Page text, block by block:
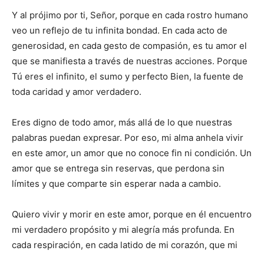
Y al prójimo por ti, Señor, porque en cada rostro humano
veo un reflejo de tu infinita bondad. En cada acto de
generosidad, en cada gesto de compasión, es tu amor el
que se manifiesta a través de nuestras acciones. Porque
Tú eres el infinito, el sumo y perfecto Bien, la fuente de
toda caridad y amor verdadero.
Eres digno de todo amor, más allá de lo que nuestras
palabras puedan expresar. Por eso, mi alma anhela vivir
en este amor, un amor que no conoce fin ni condición. Un
amor que se entrega sin reservas, que perdona sin
límites y que comparte sin esperar nada a cambio.
Quiero vivir y morir en este amor, porque en él encuentro
mi verdadero propósito y mi alegría más profunda. En
cada respiración, en cada latido de mi corazón, que mi